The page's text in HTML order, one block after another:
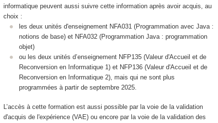
informatique peuvent aussi suivre cette information après avoir acquis, au
choix :
les deux unités d'enseignement NFA031 (Programmation avec Java :
notions de base) et NFA032 (Programmation Java : programmation
objet)
ou les deux unités d’enseignement NFP135 (Valeur d'Accueil et de
Reconversion en Informatique 1) et NFP136 (Valeur d'Accueil et de
Reconversion en Informatique 2), mais qui ne sont plus
programmées à partir de septembre 2025.
L’accès à cette formation est aussi possible par la voie de la validation
d'acquis de l'expérience (VAE) ou encore par la voie de la validation des